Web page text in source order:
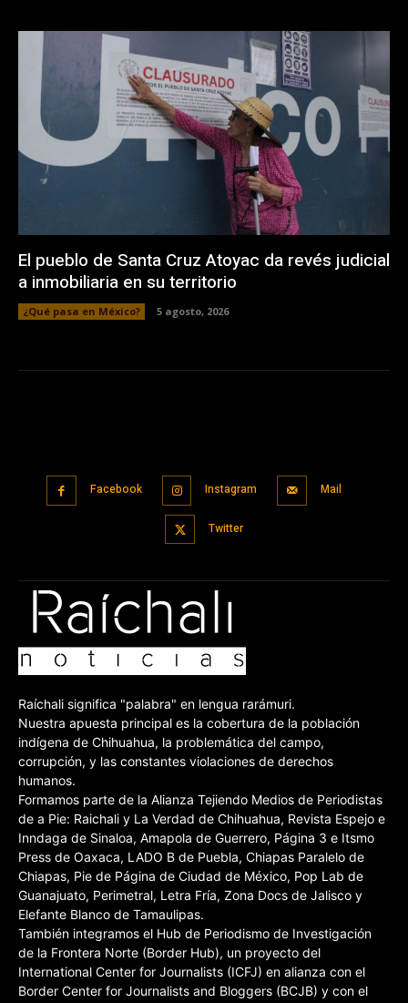
El pueblo de Santa Cruz Atoyac da revés judicial
a inmobiliaria en su territorio
¿Qué pasa en México? 5 agosto, 2026
Facebook Instagram Mail
Twitter
Raíchali significa "palabra" en lengua rarámuri.
Nuestra apuesta principal es la cobertura de la población
indígena de Chihuahua, la problemática del campo,
corrupción, y las constantes violaciones de derechos
humanos.
Formamos parte de la Alianza Tejiendo Medios de Periodistas
de a Pie: Raichali y La Verdad de Chihuahua, Revista Espejo e
Inndaga de Sinaloa, Amapola de Guerrero, Página 3 e Itsmo
Press de Oaxaca, LADO B de Puebla, Chiapas Paralelo de
Chiapas, Pie de Página de Ciudad de México, Pop Lab de
Guanajuato, Perimetral, Letra Fría, Zona Docs de Jalisco y
Elefante Blanco de Tamaulipas.
También integramos el Hub de Periodismo de Investigación
de la Frontera Norte (Border Hub), un proyecto del
International Center for Journalists (ICFJ) en alianza con el
Border Center for Journalists and Bloggers (BCJB) y con el